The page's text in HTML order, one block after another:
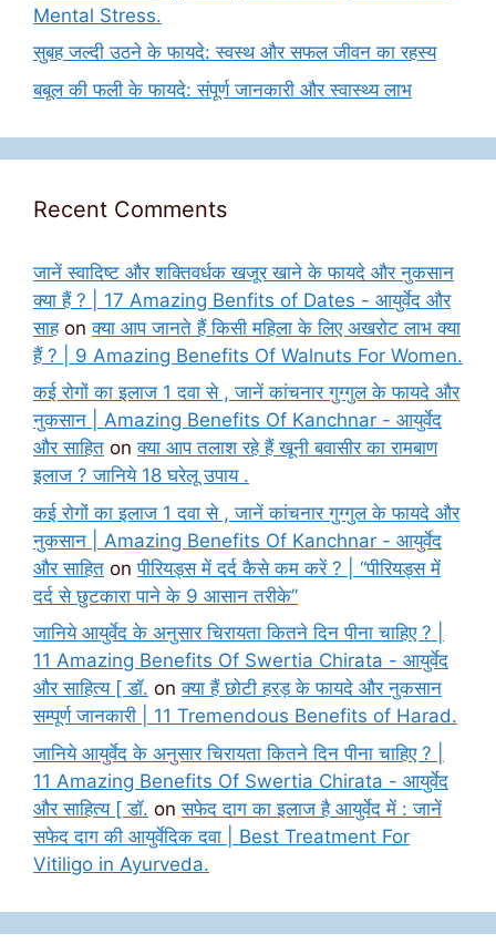
Mental Stress.
सुबह जल्दी उठने के फायदे: स्वस्थ और सफल जीवन का रहस्य
बबूल की फली के फायदे: संपूर्ण जानकारी और स्वास्थ्य लाभ
Recent Comments
जानें स्वादिष्ट और शक्तिवर्धक खजूर खाने के फायदे और नुकसान
क्या हैं ? | 17 Amazing Benfits of Dates - आयुर्वेद और
साहonक्या आप जानते हैं किसी महिला के लिए अखरोट लाभ क्या
हैं ? | 9 Amazing Benefits Of Walnuts For Women.
कई रोगों का इलाज 1 दवा से , जानें कांचनार गुग्गुल के फायदे और
नुकसान | Amazing Benefits Of Kanchnar - आयुर्वेद
और साहित onक्या आप तलाश रहे हैं खूनी बवासीर का रामबाण
इलाज ? जानिये 18 घरेलू उपाय .
कई रोगों का इलाज 1 दवा से , जानें कांचनार गुग्गुल के फायदे और
नुकसान | Amazing Benefits Of Kanchnar - आयुर्वेद
और साहित onपीरियड्स में दर्द कैसे कम करें ? | “पीरियड्स में
दर्द से छुटकारा पाने के 9 आसान तरीके”
जानिये आयुर्वेद के अनुसार चिरायता कितने दिन पीना चाहिए ? |
11 Amazing Benefits Of Swertia Chirata - आयुर्वेद
और साहित्य [ डॉ. onक्या हैं छोटी हरड़ के फायदे और नुकसान
सम्पूर्ण जानकारी | 11 Tremendous Benefits of Harad.
जानिये आयुर्वेद के अनुसार चिरायता कितने दिन पीना चाहिए ? |
11 Amazing Benefits Of Swertia Chirata - आयुर्वेद
और साहित्य [ डॉ. onसफेद दाग का इलाज है आयुर्वेद में : जानें
सफेद दाग की आयुर्वेदिक दवा | Best Treatment For
Vitiligo in Ayurveda.